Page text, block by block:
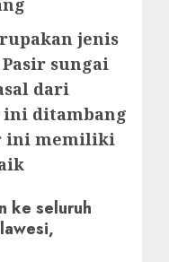
jenis
sungai
dari
ini ditambang
ini memiliki
ke seluruh